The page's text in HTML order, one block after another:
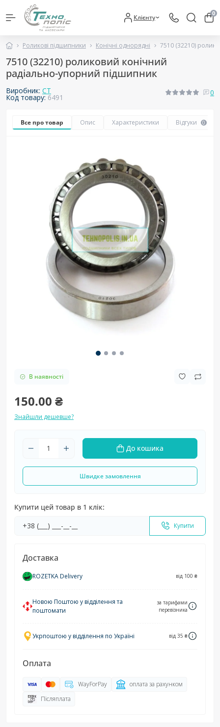
Клієнту 0
Роликові підшипники Конічні однорядні 7510 (32210)
7510 (32210) роликовий конічний
радіально-упорний підшипник
Виробник: CT
Код товару:6491
0
Все про товар Опис Характеристики Відгуки 0
В наявності
150.00 ₴
Знайшли дешевше?
До кошика
Швидке замовлення
Купити цей товар в 1 клік:
Купити
Доставка
ROZETKA Delivery від 100 ₴
Новою Поштою у відділення та
поштомати
за тарифами
перевізника
Укрпоштою у відділення по Україні від 35 ₴
Оплата
WayForPay
оплата за рахунком
Післяплата